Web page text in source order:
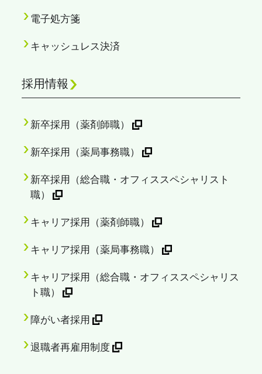
電子処方箋
キャッシュレス決済
採用情報
新卒採用（薬剤師職）
新卒採用（薬局事務職）
新卒採用（総合職・オフィススペシャリスト
職）
キャリア採用（薬剤師職）
キャリア採用（薬局事務職）
キャリア採用（総合職・オフィススペシャリス
ト職）
障がい者採用
退職者再雇用制度